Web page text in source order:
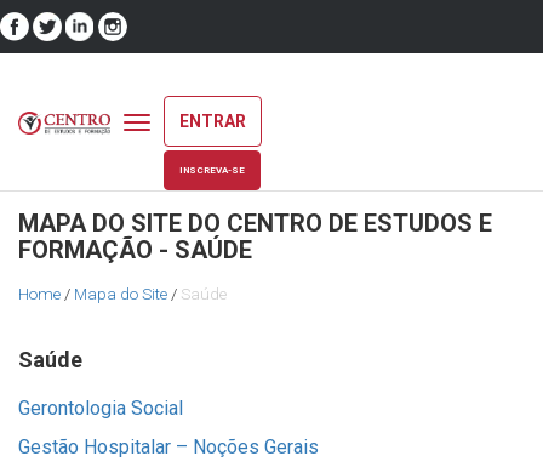
Toggle
navigation
ENTRAR
INSCREVA-SE
MAPA DO SITE DO CENTRO DE ESTUDOS E
FORMAÇÃO - SAÚDE
Home / Mapa do Site / Saúde
Saúde
Gerontologia Social
Gestão Hospitalar – Noções Gerais